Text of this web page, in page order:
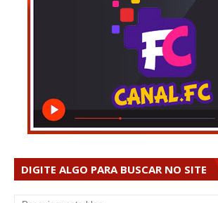
DIGITE ALGO PARA BUSCAR NO SITE